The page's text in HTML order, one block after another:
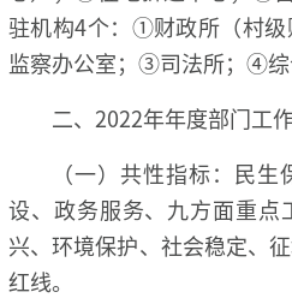
驻机构4个：①财政所（村
监察办公室；③司法所；④综
二、2022年年度部门工
（一）共性指标：民
设、政务服务、九方面重点
兴、环境保护、社会稳定、
红线。